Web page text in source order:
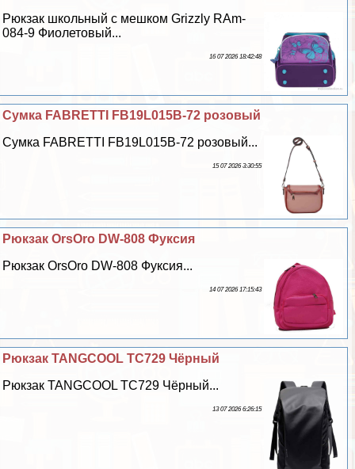
Рюкзак школьный с мешком Grizzly RAm-
084-9 Фиолетовый...
16 07 2026 18:42:48
Сумка FABRETTI FB19L015B-72 розовый
Сумка FABRETTI FB19L015B-72 розовый...
15 07 2026 3:30:55
Рюкзак OrsOro DW-808 Фуксия
Рюкзак OrsOro DW-808 Фуксия...
14 07 2026 17:15:43
Рюкзак TANGCOOL TC729 Чёрный
Рюкзак TANGCOOL TC729 Чёрный...
13 07 2026 6:26:15